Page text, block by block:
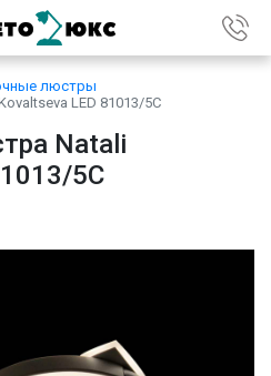
люстры
LED 81013/5C
Natali
5C